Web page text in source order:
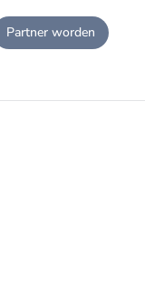
Partner worden